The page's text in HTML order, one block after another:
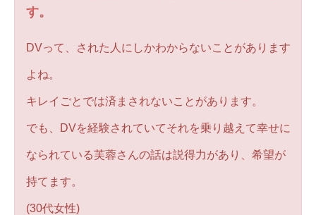
す。
DVって、された人にしかわからないことがあります
よね。
キレイごとでは済まされないことがあります。
でも、DVを経験されていてそれを乗り越えて幸せに
なられている芙蓉さんの話は説得力があり、希望が
持てます。
(30代女性)